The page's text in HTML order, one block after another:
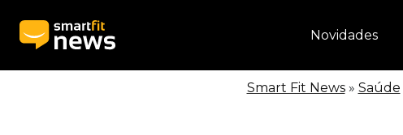
Novidades
Smart Fit News » Saúde